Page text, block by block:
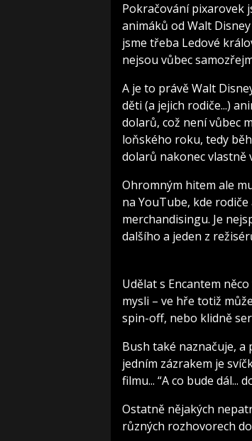
Pokračování pixarovek
animáků od Walt
jsme třeba Ledové
nejsou vůbec
A je to právě Walt
děti (a jejich rodiče...)
dolarů, což není vůbec
loňského roku, tedy
dolarů nakonec vlastně
Ohromným hitem ale
na YouTube, kde
merchandisingu. Je
dalšího a jeden z
Udělat s Encantem
mysli – ve hře totiž
spin-off, nebo klidně
Bush také naznačuje,
jedním zázrakem je
filmu... “A co bude dál...
Ostatně nějakých
různých rozhovorech